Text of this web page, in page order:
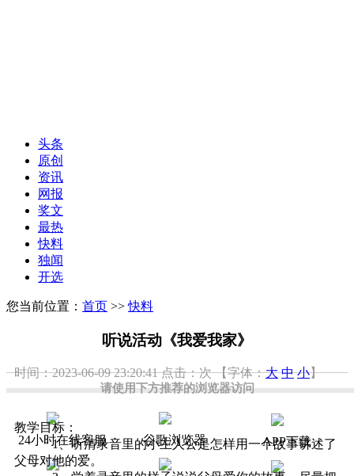
请使用下方推荐的浏览器访问
24小时在线客服 谷歌浏览器 APP下载
头条
原创
资讯
网报
奖文
最热
快料
独闻
开选
您当前位置： 首页 >>快料
听说活动《我爱我家》
时间：2023-06-09 23:20:41点击：次 【字体：大 中 小】
教学目标：
1、听清录音里的小主人公是怎样用一个故事讲述了
父母对他的爱。